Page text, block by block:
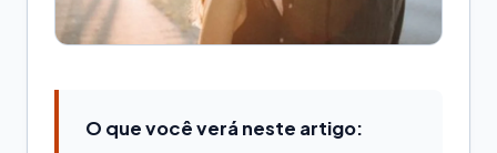
O que você verá neste artigo: